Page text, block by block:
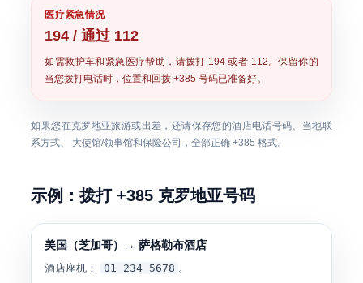
医疗紧急情况
194 / 通过 112
如需救护车和紧急医疗帮助，请拨打 194 或者 112 。保留你的
当您拨打电话时，位置和回拨 +385 号码已准备好。
如果您在克罗地亚旅游或出差，还请保存您的酒店电话号码、当地联
系方式、 大使馆/领事馆和保险公司，全部正确+385 格式。
示例：拨打 +385 克罗地亚号码
美国（芝加哥）→ 萨格勒布酒店
酒店座机： 01 234 5678 。